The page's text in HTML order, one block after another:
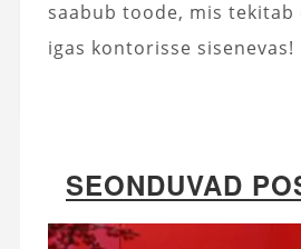
saabub toode, mis tekitab
igas kontorisse sisenevas!
SEONDUVAD